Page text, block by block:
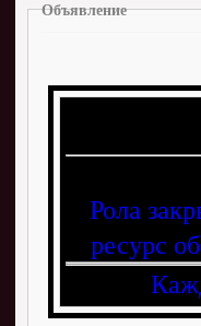
Объявление
Рола
ресурс